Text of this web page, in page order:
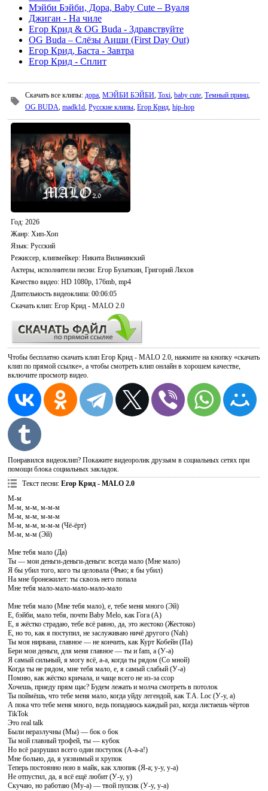
Мэйби Бэйби, Дора, Baby Cute – Вуаля
Джиган - На чиле
Егор Крид & OG Buda - Здравствуйте
OG Buda – Слёзы Аиши (First Day Out)
Егор Крид, Баста - Завтра
Егор Крид - Сплит
Скачать все клипы: дора, МЭЙБИ БЭЙБИ, Toxi, baby cute, Темный принц,
OG BUDA, madk1d, Русские клипы, Егор Крид, hip-hop
Год: 2026
Жанр: Хип-Хоп
Язык: Русский
Режиссер, клипмейкер: Никита Вильчинский
Актеры, исполнители песни: Егор Булаткин, Григорий Ляхов
Качество видео: HD 1080p, 176mb, mp4
Длительность видеоклипа: 00:06:05
Скачать клип: Егор Крид - MALO 2.0
Чтобы бесплатно скачать клип Егор Крид - MALO 2.0, нажмите на кнопку «скачать
клип по прямой ссылке», а чтобы смотреть клип онлайн в хорошем качестве,
включите просмотр видео.
Понравился видеоклип? Покажите видеоролик друзьям в социальных сетях при
помощи блока социальных закладок.
Текст песни: Егор Крид - MALO 2.0
М-м
М-м, м-м, м-м-м
М-м, м-м, м-м-м
М-м, м-м, м-м-м (Чё-ёрт)
М-м, м-м (Эй)
Мне тебя мало (Да)
Ты — мои деньги-деньги-деньги: всегда мало (Мне мало)
Я бы убил того, кого ты целовала (Фью; я бы убил)
На мне бронежилет: ты сквозь него попала
Мне тебя мало-мало-мало-мало-мало
Мне тебя мало (Мне тебя мало), е, тебе меня много (Эй)
Е, бэйби, мало тебя, почти Baby Melo, как Гога (А)
Е, я жёстко страдаю, тебе всё равно, да, это жестоко (Жестоко)
Е, но то, как я поступил, не заслуживаю ничё другого (Nah)
Ты моя нирвана, главное — не кончить, как Курт Кобейн (Па)
Бери мои деньги, для меня главное — ты и fam, а (У-а)
Я самый сильный, я могу всё, а-а, когда ты рядом (Со мной)
Когда ты не рядом, мне тебя мало, е, я самый слабый (У-а)
Помню, как жёстко кричала, и чаще всего не из-за ссор
Хочешь, приеду прям щас? Будем лежать и молча смотреть в потолок
Ты поймёшь, что тебе меня мало, когда уйду легендой, как T.A. Loc (У-у, а)
А пока что тебе меня много, ведь попадаюсь каждый раз, когда листаешь чёртов
TikTok
Это real talk
Были неразлучны (Мы) — бок о бок
Ты мой главный трофей, ты — кубок
Но всё разрушил всего один поступок (А-а-а!)
Мне больно, да, я уязвимый и хрупок
Теперь постоянно ною в майк, как хлюпик (Я-а; у-у, у-а)
Не отпустил, да, я всё ещё любит (У-у, у)
Скучаю, но работаю (Му-а) — твой пупсик (У-у, у-а)